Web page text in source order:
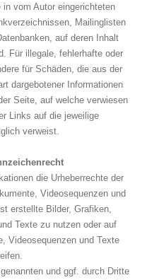
vom Autor eingerichteten
Mailinglisten
auf deren Inhalt
Für illegale, fehlerhafte oder
für Schäden, die aus der
dargebotener Informationen
Seite, auf welche verwiesen
Links auf die jeweilige
verweist.
die Urheberrechte der
Videosequenzen und
erstellte Bilder, Grafiken,
Texte zu nutzen oder auf
Videosequenzen und Texte
und ggf. durch Dritte